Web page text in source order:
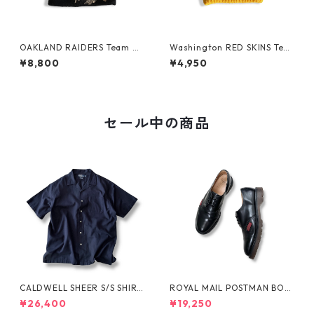
OAKLAND RAIDERS Team Be
anie
¥8,800
Washington RED SKINS Tea
m Beanie
¥4,950
セール中の商品
CALDWELL SHEER S/S SHIRT
by Polo Ralph Lauren
¥26,400
ROYAL MAIL POSTMAN BOO
TS by Dr.MARTENS
¥19,250